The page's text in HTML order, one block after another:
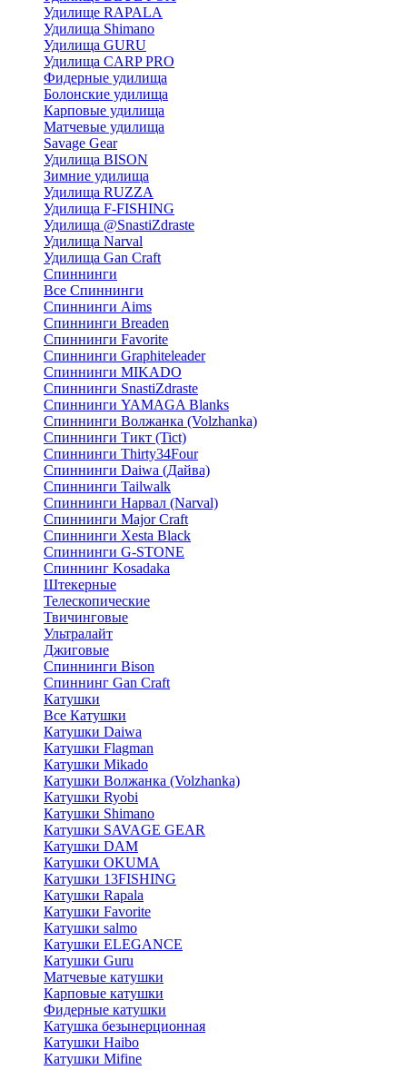
Удилище RAPALA
Удилища Shimano
Удилища GURU
Удилища CARP PRO
Фидерные удилища
Болонские удилища
Карповые удилища
Матчевые удилища
Savage Gear
Удилища BISON
Зимние удилища
Удилища RUZZA
Удилища F-FISHING
Удилища @SnastiZdraste
Удилища Narval
Удилища Gan Craft
Спиннинги
Все Спиннинги
Спиннинги Aims
Спиннинги Breaden
Спиннинги Favorite
Спиннинги Graphiteleader
Спиннинги MIKADO
Спиннинги SnastiZdraste
Спиннинги YAMAGA Blanks
Спиннинги Волжанка (Volzhanka)
Спиннинги Тикт (Tict)
Спиннинги Thirty34Four
Спиннинги Daiwa (Дайва)
Спиннинги Tailwalk
Спиннинги Нарвал (Narval)
Спиннинги Major Craft
Спиннинги Xesta Black
Спиннинги G-STONE
Спиннинг Kosadaka
Штекерные
Телескопические
Твичинговые
Ультралайт
Джиговые
Спиннинги Bison
Спиннинг Gan Craft
Катушки
Все Катушки
Катушки Daiwa
Катушки Flagman
Катушки Mikado
Катушки Волжанка (Volzhanka)
Катушки Ryobi
Катушки Shimano
Катушки SAVAGE GEAR
Катушки DAM
Катушки OKUMA
Катушки 13FISHING
Катушки Rapala
Катушки Favorite
Катушки salmo
Катушки ELEGANCE
Катушки Guru
Матчевые катушки
Карповые катушки
Фидерные катушки
Катушка безынерционная
Катушки Haibo
Катушки Mifine